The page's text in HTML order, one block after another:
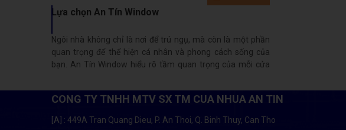
Lựa chọn An Tín Window
Ngôi nhà không chỉ là nơi để trú ngụ, mà còn là một phần
quan trọng để thể hiện cá nhân và phong cách sống của
bạn. An Tín Window hiểu rõ tầm quan trọng của mỗi cửa
CONG TY TNHH MTV SX TM CUA NHUA AN TIN
[A] : 449A Tran Quang Dieu, P. An Thoi, Q. Binh Thuy, Can Tho